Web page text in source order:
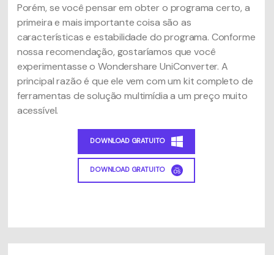
Porém, se você pensar em obter o programa certo, a
primeira e mais importante coisa são as
características e estabilidade do programa. Conforme
nossa recomendação, gostaríamos que você
experimentasse o Wondershare UniConverter. A
principal razão é que ele vem com um kit completo de
ferramentas de solução multimídia a um preço muito
acessível.
DOWNLOAD GRATUITO
DOWNLOAD GRATUITO